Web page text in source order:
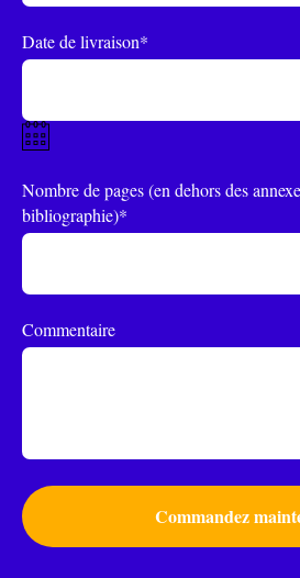
Date de livraison*
Nombre de pages (en dehors des
bibliographie)*
Commentaire
Commandez